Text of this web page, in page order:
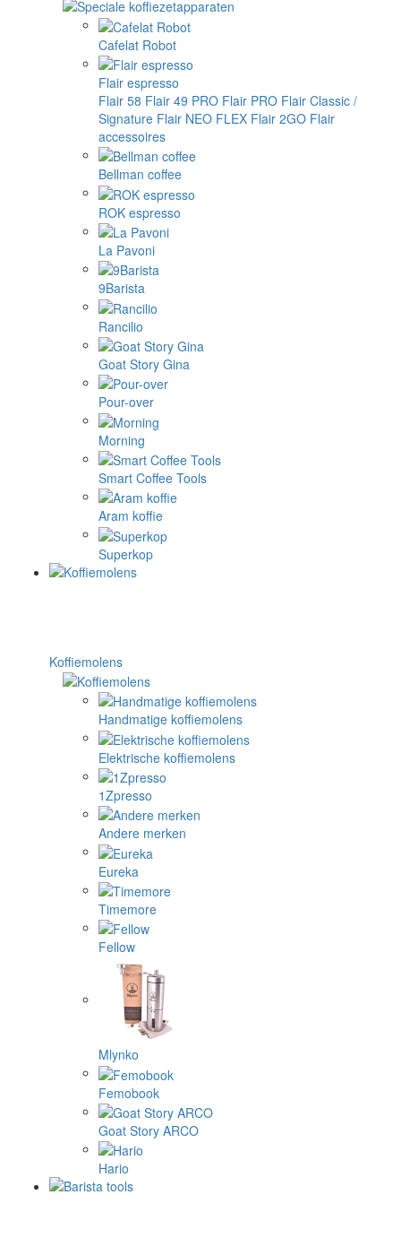
Cafelat Robot
Flair espresso
Flair 58 Flair 49 PRO Flair PRO Flair Classic /
Signature Flair NEO FLEX Flair 2GO Flair
accessoires
Bellman coffee
ROK espresso
La Pavoni
9Barista
Rancilio
Goat Story Gina
Pour-over
Morning
Smart Coffee Tools
Aram koffie
Superkop
Koffiemolens
Handmatige koffiemolens
Elektrische koffiemolens
1Zpresso
Andere merken
Eureka
Timemore
Fellow
Mlynko
Femobook
Goat Story ARCO
Hario